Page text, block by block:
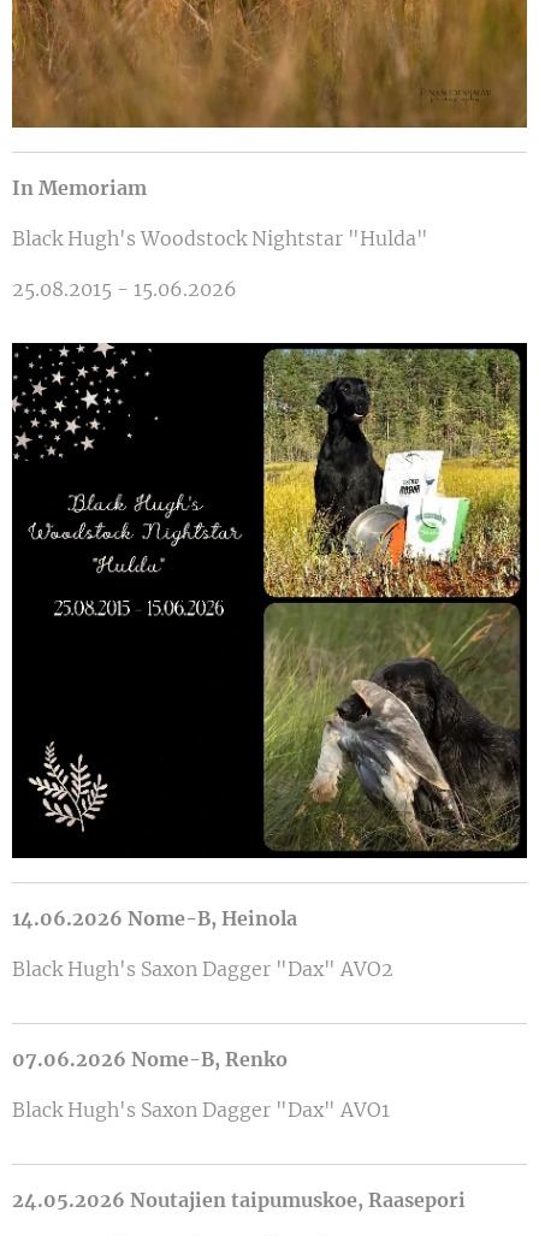
In Memoriam
Black Hugh's Woodstock Nightstar "Hulda"
25.08.2015 - 15.06.2026
14.06.2026 Nome-B, Heinola
Black Hugh's Saxon Dagger "Dax" AVO2
07.06.2026 Nome-B, Renko
Black Hugh's Saxon Dagger "Dax" AVO1
24.05.2026 Noutajien taipumuskoe, Raasepori